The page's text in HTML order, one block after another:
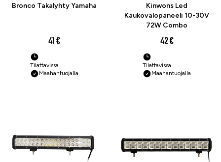
Bronco Takalyhty Yamaha
41 €
Tilattavissa
Maahantuojalla
Kinwons Led
Kaukovalopaneeli 10-30V
72W Combo
42 €
Tilattavissa
Maahantuojalla